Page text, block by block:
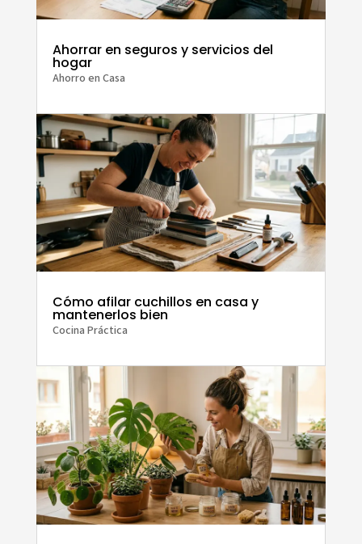
Ahorrar en seguros y servicios del
hogar
Ahorro en Casa
Cómo afilar cuchillos en casa y
mantenerlos bien
Cocina Práctica